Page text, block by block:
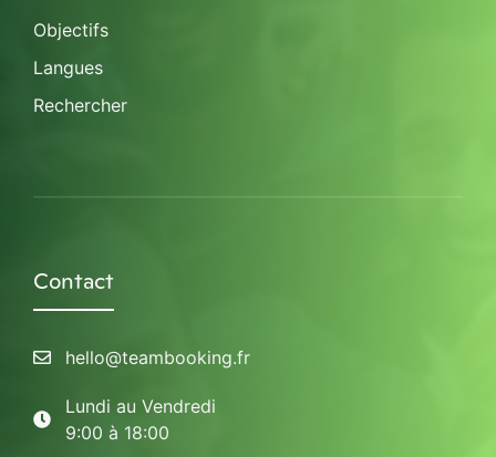
Objectifs
Langues
Rechercher
Contact
hello@teambooking.fr
Lundi au Vendredi
9:00 à 18:00